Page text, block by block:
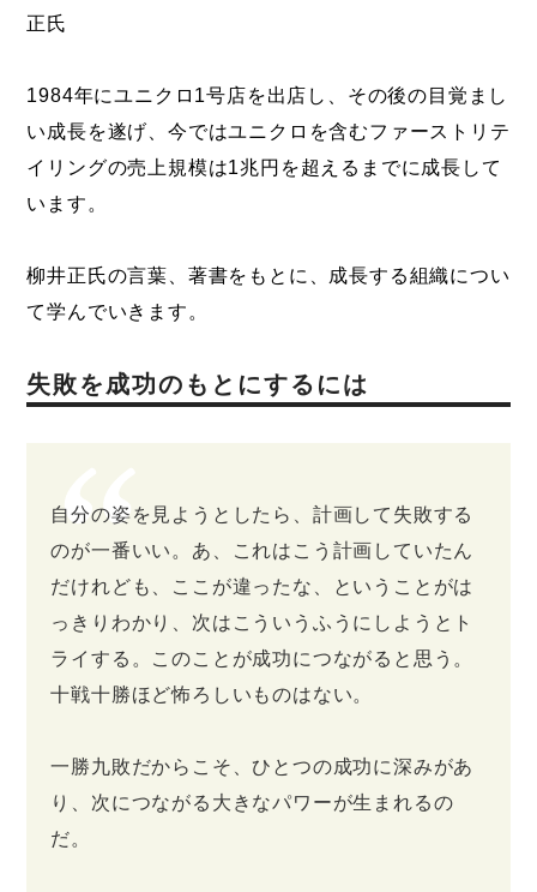
正氏
1984年にユニクロ1号店を出店し、その後の目覚まし
い成長を遂げ、今ではユニクロを含むファーストリテ
イリングの売上規模は1兆円を超えるまでに成長して
います。
柳井正氏の言葉、著書をもとに、成長する組織につい
て学んでいきます。
失敗を成功のもとにするには
自分の姿を見ようとしたら、計画して失敗する
のが一番いい。あ、これはこう計画していたん
だけれども、ここが違ったな、ということがは
っきりわかり、次はこういうふうにしようとト
ライする。このことが成功につながると思う。
十戦十勝ほど怖ろしいものはない。
一勝九敗だからこそ、ひとつの成功に深みがあ
り、次につながる大きなパワーが生まれるの
だ。